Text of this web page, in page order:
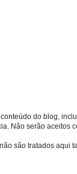
do blog,
Não serão
são tratados aqui